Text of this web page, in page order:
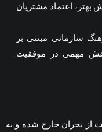
اعتماد مشتریان
سازمانی مبتنی بر
مهمی در موفقیت
از بحران خارج شده و به